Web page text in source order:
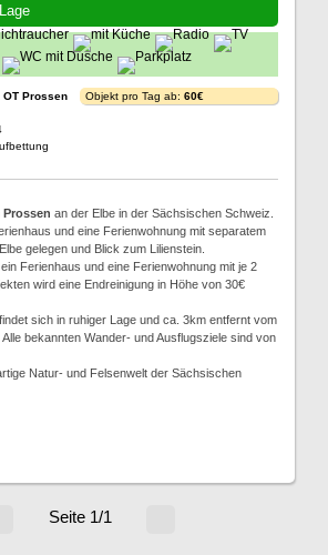
OT Prossen
Objekt pro Tag ab: 60€
Prossen an der Elbe in der Sächsischen Schweiz.
und eine Ferienwohnung mit separatem
gelegen und Blick zum Lilienstein.
Ferienhaus und eine Ferienwohnung mit je 2
wird eine Endreinigung in Höhe von 30€
sich in ruhiger Lage und ca. 3km entfernt vom
bekannten Wander- und Ausflugsziele sind von
Natur- und Felsenwelt der Sächsischen
Seite 1/1